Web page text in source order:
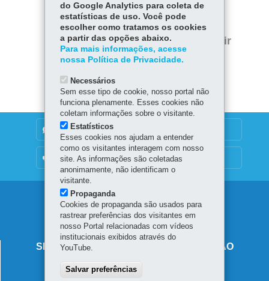
Facebook
Twitter
WhatsApp
Voltar Início
Imprimir
Baixar
DENUNCIE CORRUPÇÃO
OUVIDORIA
Navegação
principal
SECRETARIA DE ESTADO DA EDUCAÇÃO
Av. Presidente Kennedy, 2511 - Guaíra
80610-011 -Curitiba
do Google Analytics para coleta de
estatísticas de uso. Você pode
escolher como tratamos os cookies
a partir das opções abaixo.
Para mais informações, acesse
nossa Política de Privacidade.
Necessários
Sem esse tipo de cookie, nosso portal não
funciona plenamente. Esses cookies não
coletam informações sobre o visitante.
Estatísticos
Esses cookies nos ajudam a entender
como os visitantes interagem com nosso
site. As informações são coletadas
anonimamente, não identificam o
visitante.
Propaganda
Cookies de propaganda são usados para
rastrear preferências dos visitantes em
nosso Portal relacionadas com vídeos
institucionais exibidos através do
YouTube.
Salvar preferências